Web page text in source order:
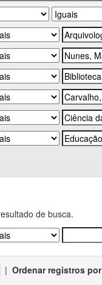
de busca.
| Ordenar registros por